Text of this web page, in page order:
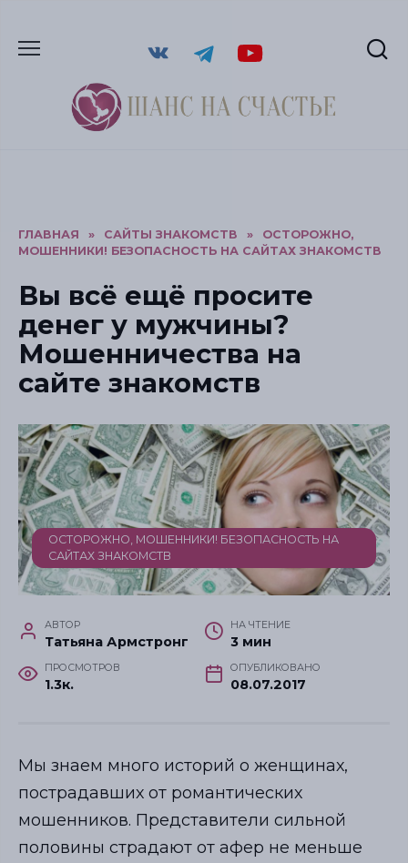
ГЛАВНАЯ » САЙТЫ ЗНАКОМСТВ »
ОСТОРОЖНО,
МОШЕННИКИ! БЕЗОПАСНОСТЬ НА САЙТАХ ЗНАКОМСТВ
Вы всё ещё просите
денег у мужчины?
Мошенничества на
сайте знакомств
ОСТОРОЖНО, МОШЕННИКИ! БЕЗОПАСНОСТЬ НА
САЙТАХ ЗНАКОМСТВ
АВТОР
Татьяна Армстронг
НА ЧТЕНИЕ
3 мин
ПРОСМОТРОВ
1.3к.
ОПУБЛИКОВАНО
08.07.2017
Мы знаем много историй о женщинах,
пострадавших от романтических
мошенников. Представители сильной
половины страдают от афер не меньше